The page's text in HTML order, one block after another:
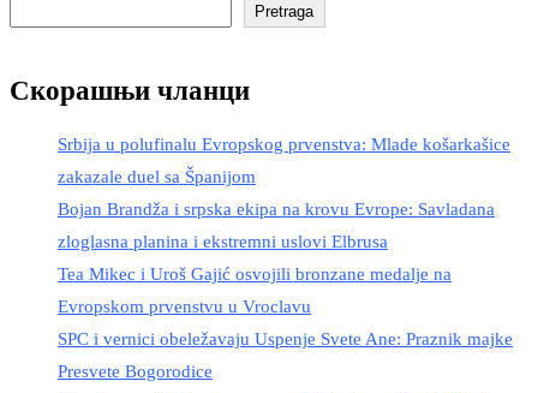
Pretraga
Скорашњи чланци
Srbija u polufinalu Evropskog prvenstva: Mlade košarkašice
zakazale duel sa Španijom
Bojan Brandža i srpska ekipa na krovu Evrope: Savladana
zloglasna planina i ekstremni uslovi Elbrusa
Tea Mikec i Uroš Gajić osvojili bronzane medalje na
Evropskom prvenstvu u Vroclavu
SPC i vernici obeležavaju Uspenje Svete Ane: Praznik majke
Presvete Bogorodice